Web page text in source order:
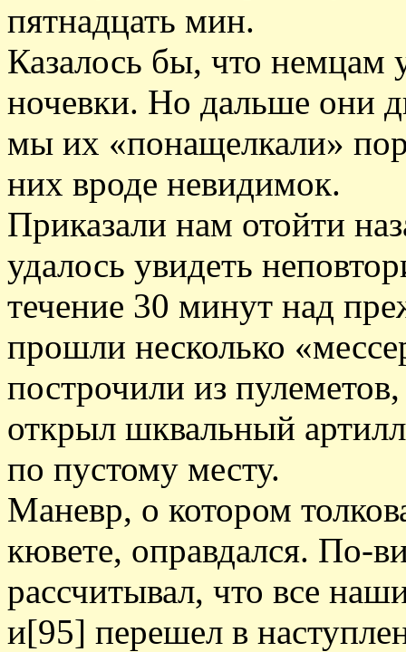
пятнадцать мин.
Казалось бы, что немцам
ночевки. Но дальше они
мы их «понащелкали»
них вроде невидимок.
Приказали нам отойти
удалось увидеть
течение 30 минут над
прошли несколько
построчили из
открыл шквальный
по пустому месту.
Маневр, о котором
кювете, оправдался. По-
рассчитывал, что все
и[95] перешел в